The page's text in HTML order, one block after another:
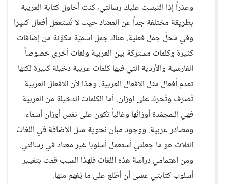
وعذراً إذا التبست عليك رسالتي، كنت أحاول كتابة العربية
بطريقة مختلفة جداً عن المعتاد حيث لا تُستعمل أفعال كثيرا
وفي محلّ جمل فعلية، هناك جمل اسميّة مكوّنة من إضافات
كثيرة وكلمات مشتركة بين العربية ولغات أخرى خصوصاً
الفارسية والأردية التي فيها كلمات عربية دخيلة كثيرة لكنها
تعدم أفعال مثل الأفعال العربية. وهذا لأن الأفعال العربية
تُصرف وتُحرك على أوزان. أما الكلمات الدخيلة من العربية
فهي الـمجمّدة أوزانُها وغالباً تكون على نفس أوزان أسماء
ومصادر عربية. ووجود مبان نحوية مثل الإضافة في اللغات
الثلاث هو ما جعلني أستعمل أسلوبا غير معتاد في رسالتي.
ومن اهتمامي دراسة هذه اللغات فلهذا السبب قمت بتغيير
أسلوب كتابتي عسى أن أطّلع على ما يُفهم منها.